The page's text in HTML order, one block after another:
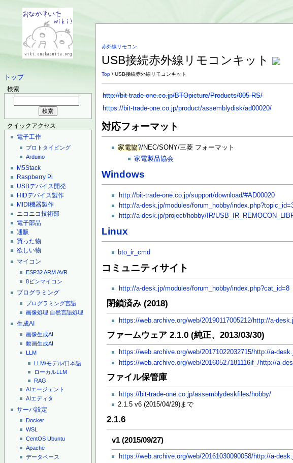
トップ
検索
クイックアクセス
電子工作
プロトタイピング
Arduino
M5Stack
Raspberry Pi
USBデバイス開発
HIDデバイス製作
MIDI機器製作
ニコニコ技術部
電子部品
通販
買った物
欲しい物
マイコン
ESP32ARMAVR
8ピンマイコン
プログラミング
プログラミング言語
画像処理 自然言語処理
生成AI
画像生成AI
動画生成AI
LLM
LLM/モデル/日本語
ローカルLLM
RAG
AIエージェント
AIエディタ
サーバ設定
Docker
WSL
CentOS Ubuntu
Apache
データベース
赤外線リモコン
USB接続赤外線リモコンキット
Top / USB接続赤外線リモコンキット
http://bit-trade-one.co.jp/BTOpicture/Products/005-RS/
https://bit-trade-one.co.jp/product/assemblydisk/ad00020/
対応フォーマット
家電協?/NEC/SONY/三菱 フォーマット
家電製品協会
Windows
http://bit-trade-one.co.jp/support/download/#AD00020
http://a-desk.jp/modules/forum_hobby/
http://a-desk.jp/project/hobby/IR/
Linux
bto_ir_cmd
コミュニティサイト
http://a-desk.jp/modules/forum_hobby/index.php?cat_id=8
閉鎖済み (2018)
https://web.archive.org/web/20190117005212/http://a-
ファームウェア 2.1.0 (純正、2013/03/30)
https://web.archive.org/web/20171022032715/http://a-
https://web.archive.org/web/20160527181116if_/http://a-
ファイル保管庫
https://bit-trade-one.co.jp/assemblydeskfiles/hobby/
2.1.5 v6 (2015/04/29)まで
2.1.6
v1 (2015/09/27)
https://web.archive.org/web/20161030090058/http://a-